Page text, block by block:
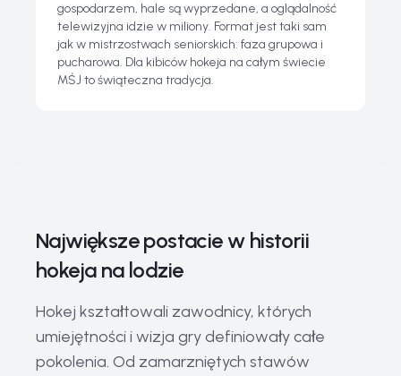
gospodarzem, hale są wyprzedane, a oglądalność
telewizyjna idzie w miliony. Format jest taki sam
jak w mistrzostwach seniorskich: faza grupowa i
pucharowa. Dla kibiców hokeja na całym świecie
MŚJ to świąteczna tradycja.
Największe postacie w historii
hokeja na lodzie
Hokej kształtowali zawodnicy, których
umiejętności i wizja gry definiowały całe
pokolenia. Od zamarzniętych stawów